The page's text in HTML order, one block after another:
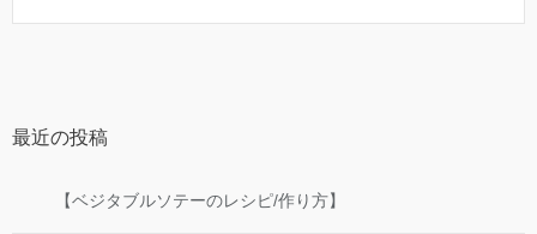
最近の投稿
【ベジタブルソテーのレシピ/作り方】